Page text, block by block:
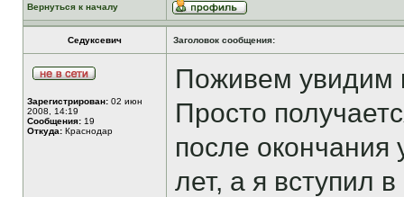
Вернуться к началу
Седуксевич Заголовок сообщения:
Зарегистрирован: 02 июн
2008, 14:19
Сообщения: 19
Откуда: Краснодар
Поживем увидим
Просто
после окончания
лет, а я вступил